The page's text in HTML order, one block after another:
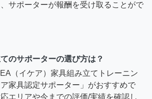
サポーターが報酬を受け取ることがで
のサポーターの選び方は？
（イケア）家具組み立てトレーニン
家具認定サポーター」がおすすめで
エリアや今までの評価/実績を確認し